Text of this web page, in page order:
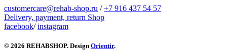
customercare@rehab-shop.ru / +7 916 437 54 57
Delivery, payment, return Shop
facebook/instagram
© 2026 REHABSHOP. Design Orientir.